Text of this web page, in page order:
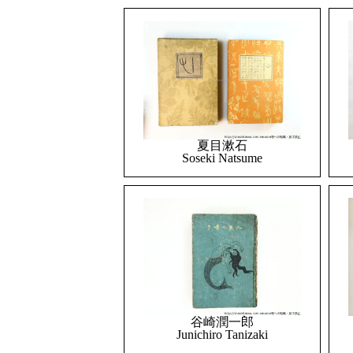
夏目漱石
Soseki Natsume
谷崎潤一郎
Junichiro Tanizaki